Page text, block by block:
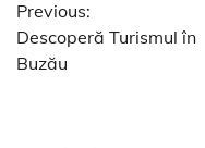
în
articole
Previous:
Descoperă Turismul în
Buzău